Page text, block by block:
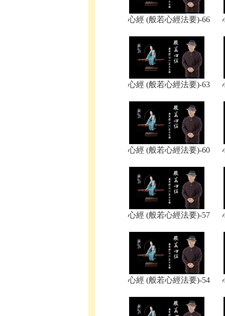
​心經 (般若心經法要)-66
心經 (般若心經法要)-63
心經 (般若心經法要)-60
心經 (般若心經法要)-57
心經 (般若心經法要)-54